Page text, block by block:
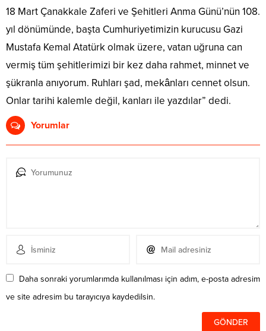
18 Mart Çanakkale Zaferi ve Şehitleri Anma Günü’nün 108.
yıl dönümünde, başta Cumhuriyetimizin kurucusu Gazi
Mustafa Kemal Atatürk olmak üzere, vatan uğruna can
vermiş tüm şehitlerimizi bir kez daha rahmet, minnet ve
şükranla anıyorum. Ruhları şad, mekânları cennet olsun.
Onlar tarihi kalemle değil, kanları ile yazdılar” dedi.
Yorumlar
Daha sonraki yorumlarımda kullanılması için adım, e-posta adresim
ve site adresim bu tarayıcıya kaydedilsin.